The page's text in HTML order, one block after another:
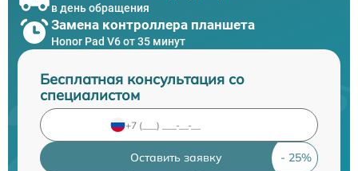
в день обращения
Замена контроллера планшета
Honor Pad V6 от 35 минут
Бесплатная консультация со
специалистом
Оставить заявку